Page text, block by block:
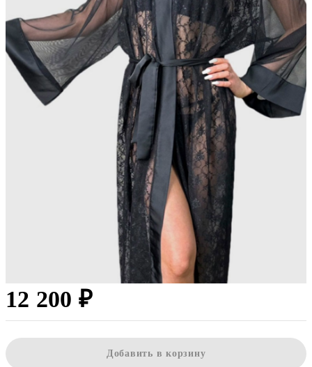
12 200 ₽
Добавить в корзину